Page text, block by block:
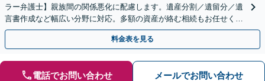
ラー弁護士】親族間の関係悪化に配慮します。遺産分割／遺留分／遺
言書作成など幅広い分野に対応。多額の資産が絡む相続もお任せくだ
さい。【夜間・休日の相談可能】【駐車場完備】
料金表を見る
電話でお問い合わせ メールでお問い合わせ